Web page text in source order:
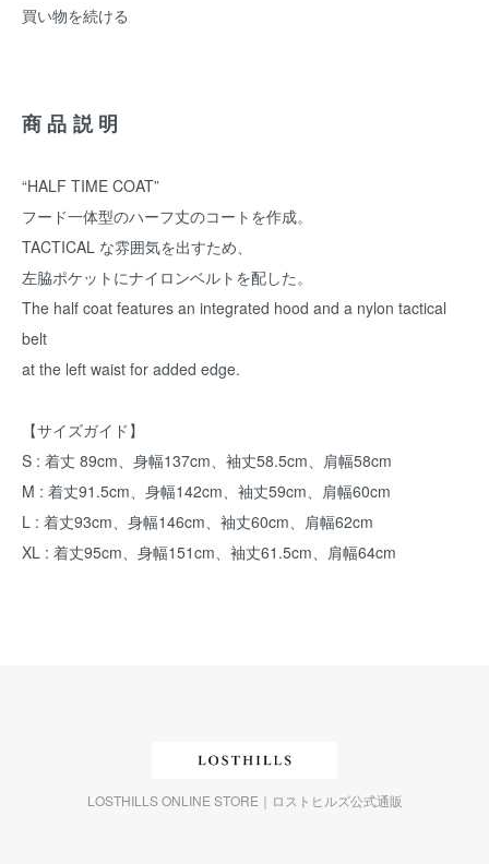
買い物を続ける
商品説明
“HALF TIME COAT”
フード一体型のハーフ丈のコートを作成。
TACTICAL な雰囲気を出すため、
左脇ポケットにナイロンベルトを配した。
The half coat features an integrated hood and a nylon tactical
belt
at the left waist for added edge.
【サイズガイド】
S : 着丈 89cm、身幅137cm、袖丈58.5cm、肩幅58cm
M : 着丈91.5cm、身幅142cm、袖丈59cm、肩幅60cm
L : 着丈93cm、身幅146cm、袖丈60cm、肩幅62cm
XL : 着丈95cm、身幅151cm、袖丈61.5cm、肩幅64cm
LOSTHILLS ONLINE STORE｜ロストヒルズ公式通販